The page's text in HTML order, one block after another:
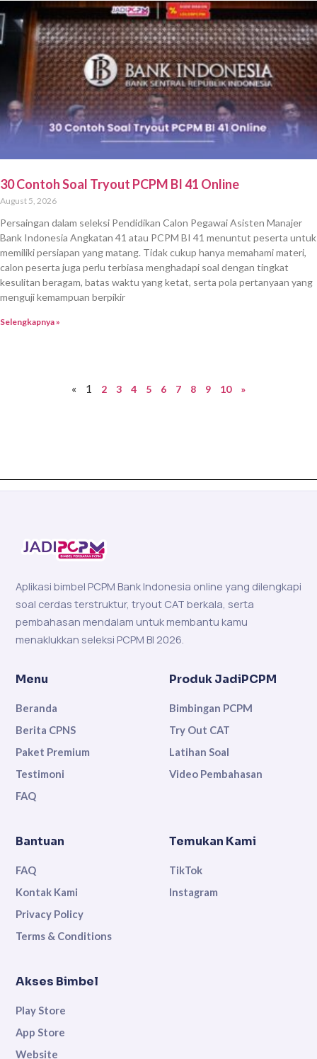
30 Contoh Soal Tryout PCPM BI 41 Online
August 5, 2026
Persaingan dalam seleksi Pendidikan Calon Pegawai Asisten Manajer
Bank Indonesia Angkatan 41 atau PCPM BI 41 menuntut peserta untuk
memiliki persiapan yang matang. Tidak cukup hanya memahami materi,
calon peserta juga perlu terbiasa menghadapi soal dengan tingkat
kesulitan beragam, batas waktu yang ketat, serta pola pertanyaan yang
menguji kemampuan berpikir
Selengkapnya »
« 1 2 3 4 5 6 7 8 9 10 »
Aplikasi bimbel PCPM Bank Indonesia online yang dilengkapi
soal cerdas terstruktur, tryout CAT berkala, serta
pembahasan mendalam untuk membantu kamu
menaklukkan seleksi PCPM BI 2026.
Menu
Beranda
Berita CPNS
Paket Premium
Testimoni
FAQ
Produk JadiPCPM
Bimbingan PCPM
Try Out CAT
Latihan Soal
Video Pembahasan
Bantuan
FAQ
Kontak Kami
Privacy Policy
Terms & Conditions
Temukan Kami
TikTok
Instagram
Akses Bimbel
Play Store
App Store
Website